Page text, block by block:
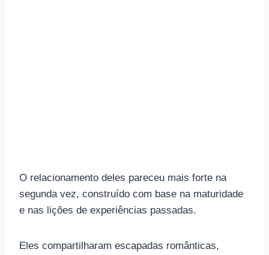
O relacionamento deles pareceu mais forte na
segunda vez, construído com base na maturidade
e nas lições de experiências passadas.
Eles compartilharam escapadas românticas,